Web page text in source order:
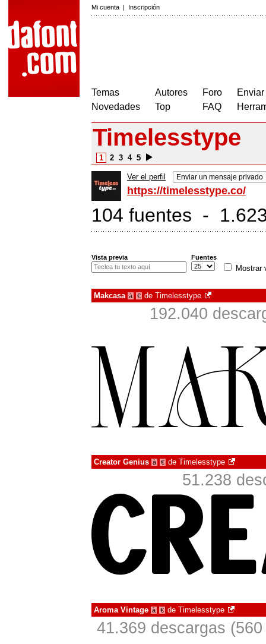
Mi cuenta | Inscripción
Temas
Novedades
Autores
Top
Foro
FAQ
Timelesstype
1 2 3 4 5
Ver el perfil Enviar un mensaje privado
https://timelesstype.co/
104 fuentes -
Vista previa Fuentes
Mostrar
Makcasa à € de Timelesstype
192.040
Creator Genius à € de Timelesstype
51.238
Aroma Vintage à € de Timelesstype
41.369 descargas